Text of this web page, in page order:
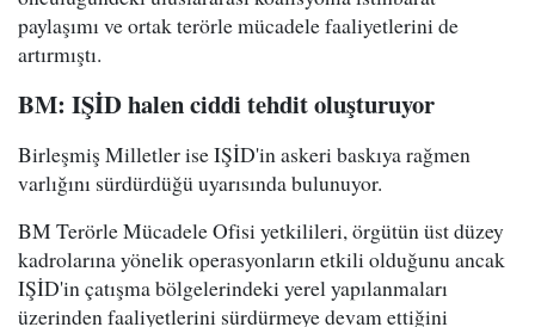
paylaşımı ve ortak terörle mücadele faaliyetlerini de
artırmıştı.
BM: IŞİD halen ciddi tehdit oluşturuyor
Birleşmiş Milletler ise IŞİD'in askeri baskıya rağmen
varlığını sürdürdüğü uyarısında bulunuyor.
BM Terörle Mücadele Ofisi yetkilileri, örgütün üst düzey
kadrolarına yönelik operasyonların etkili olduğunu ancak
IŞİD'in çatışma bölgelerindeki yerel yapılanmaları
üzerinden faaliyetlerini sürdürmeye devam ettiğini